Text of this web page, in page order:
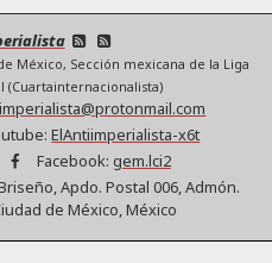
México, Sección mexicana de la Liga
(Cuartainternacionalista)
ElAntiimperialista-x6t
Facebook: gem.lci2
Apdo. Postal 006, Admón.
de México, México